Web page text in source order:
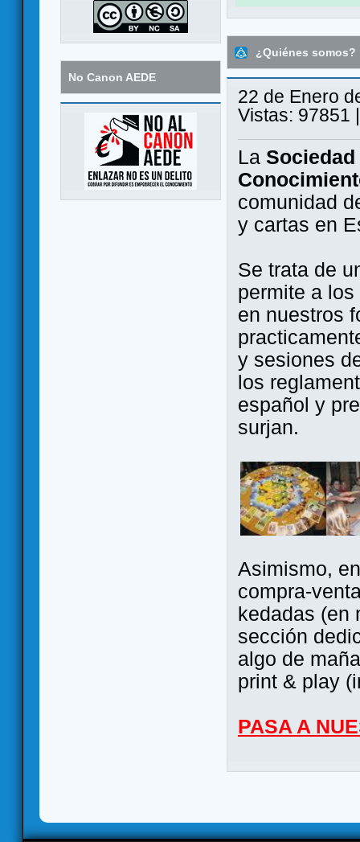
No Canon AEDE
¿Quiénes somos?
22 de Enero
Vistas: 97851
La
comunidad
y cartas en
Se trata de
permite a
en nuestros
y sesiones
los
español y
surjan.
Asimismo,
compra-
kedadas (en
sección
algo de
print & play
PASA A